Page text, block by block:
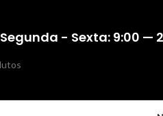
Segunda - Sexta: 9:00 —